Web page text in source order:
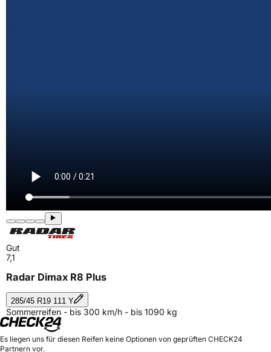
Gut
7,1
Radar Dimax R8 Plus
285/45 R19 111 Y
Sommerreifen - bis 300 km/h - bis 1090 kg
Es liegen uns für diesen Reifen keine Optionen von geprüften CHECK24
Partnern vor.